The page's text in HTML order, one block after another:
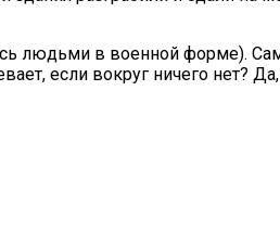
людьми в военной форме).
если вокруг ничего нет?